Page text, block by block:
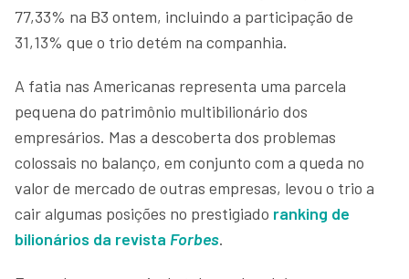
77,33% na B3 ontem, incluindo a participação de
31,13% que o trio detém na companhia.
A fatia nas Americanas representa uma parcela
pequena do patrimônio multibilionário dos
empresários. Mas a descoberta dos problemas
colossais no balanço, em conjunto com a queda no
valor de mercado de outras empresas, levou o trio a
cair algumas posições no prestigiado ranking de
bilionários da revista Forbes.